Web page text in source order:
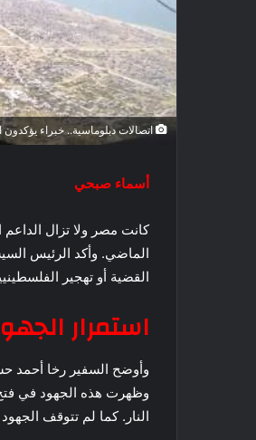
اتصالات دبلوماسية.. خبراء
أسماء صبحي
كانت مصر ولا تزال الداعم
الماضي. وأكد الرئيس
القضية أو تهجير
استمرار
وأوضح السفير رخا أحمد
وظهرت هذه الجهود في
النار. كما لم تتوقف الجهود